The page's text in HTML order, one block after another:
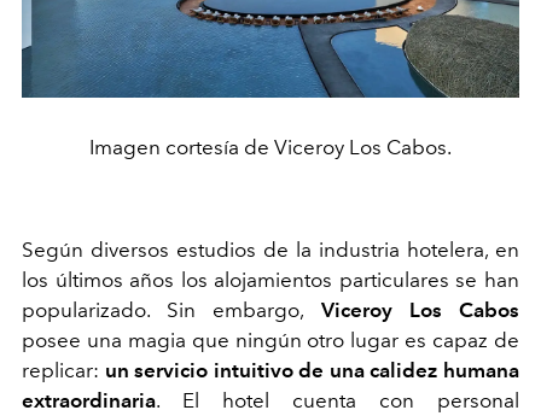
Imagen cortesía de Viceroy Los Cabos.
Según diversos estudios de la industria hotelera, en
los últimos años los alojamientos particulares se han
popularizado. Sin embargo, Viceroy Los Cabos
posee una magia que ningún otro lugar es capaz de
replicar: un servicio intuitivo de una calidez humana
extraordinaria. El hotel cuenta con personal